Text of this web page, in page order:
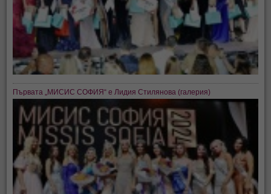
Първата „МИСИС СОФИЯ“ е Лидия Стилянова (галерия)